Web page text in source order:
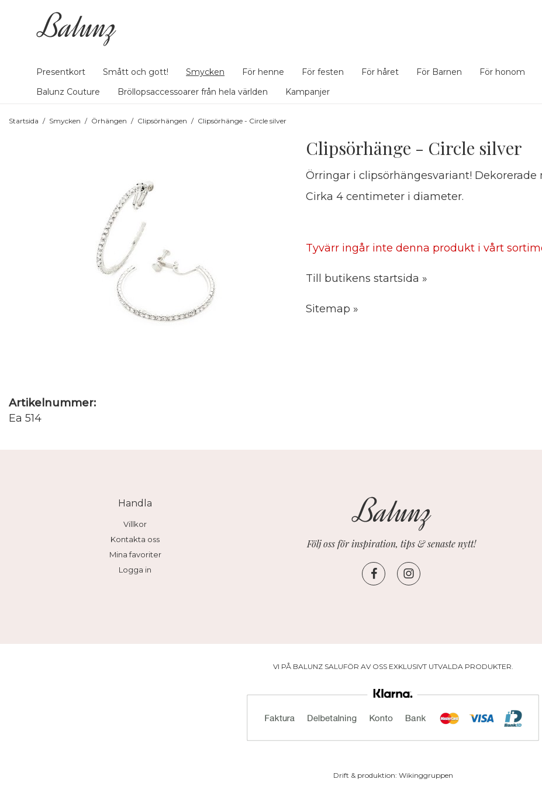
Presentkort Smått och gott! Smycken För henne För festen För håret För Barnen För honom
Balunz Couture
Bröllopsaccessoarer från hela världen Kampanjer
Startsida / Smycken / Örhängen / Clipsörhängen / Clipsörhänge - Circle silver
Clipsörhänge - Circle silver
Örringar i clipsörhängesvariant! Dekorerade
Cirka 4 centimeter i diameter.
Tyvärr ingår inte denna produkt i vårt
Till butikens startsida »
Sitemap »
Artikelnummer:
Ea 514
Handla
Villkor
Kontakta oss
Mina favoriter
Logga in
Följ oss för inspiration, tips & senaste nytt!
VI PÅ BALUNZ SALUFÖR AV OSS EXKLUSIVT UTVALDA PRODUKTER.
Drift & produktion: Wikinggruppen